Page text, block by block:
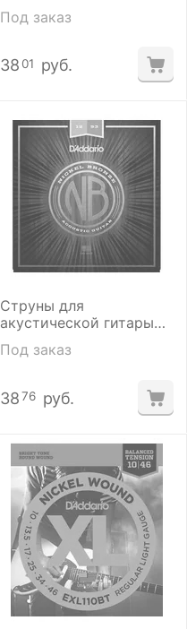
Под заказ
38 01 руб.
Струны для
акустической гитары
D'addario NB1253 12-53
Под заказ
3876 руб.